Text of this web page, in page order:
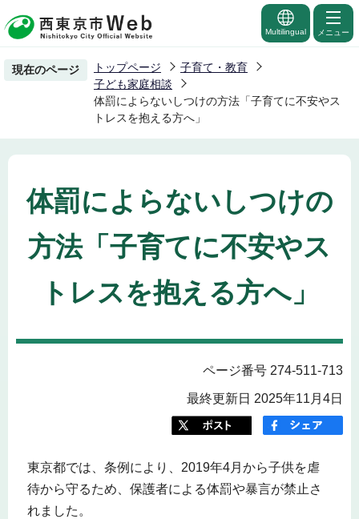
の
ー
先
頭
Multilingual メニュー
現在のページ トップページ
子育て・教育
子ども家庭相談
体罰によらないしつけの方法「子育てに不安やス
トレスを抱える方へ」
体罰によらないしつけの
方法「子育てに不安やス
トレスを抱える方へ」
ページ番号 274-511-713
最終更新日 2025年11月4日
東京都では、条例により、2019年4月から子供を虐
待から守るため、保護者による体罰や暴言が禁止さ
れました。